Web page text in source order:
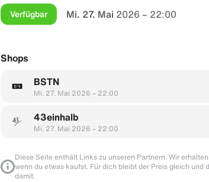
Verfügbar Mi. 27. Mai 2026 – 22:00
Shops
BSTN
Mi. 27. Mai 2026 – 22:00
43einhalb
Mi. 27. Mai 2026 – 22:00
Diese Seite enthält Links zu unseren Partnern. Wir erhalten
wenn du etwas kaufst. Für dich bleibt der Preis gleich und
damit.